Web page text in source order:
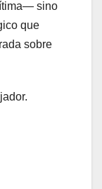
sino
que
sobre